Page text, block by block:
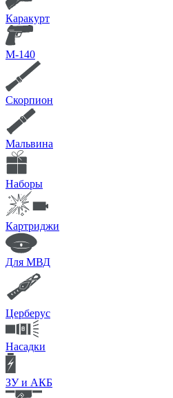
Каракурт
М-140
Скорпион
Мальвина
Наборы
Картриджи
Для МВД
Церберус
Насадки
ЗУ и АКБ